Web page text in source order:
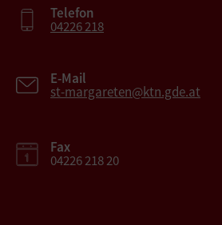
Telefon
04226 218
E-Mail
st-margareten@ktn.gde.at
Fax
04226 218 20